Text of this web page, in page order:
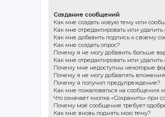
Создание сообщений
Как мне создать новую тему или
Как мне отредактировать или
Как мне добавить подпись к своему
Как мне создать опрос?
Почему я не могу добавить больше
Как мне отредактировать или удалить
Почему мне недоступны некоторые
Почему я не могу добавлять
Почему я получил предупреждение?
Как мне пожаловаться на сообщения
Что означает кнопка «Сохранить» при
Почему моё сообщение требует
Как мне вновь поднять мою тему?